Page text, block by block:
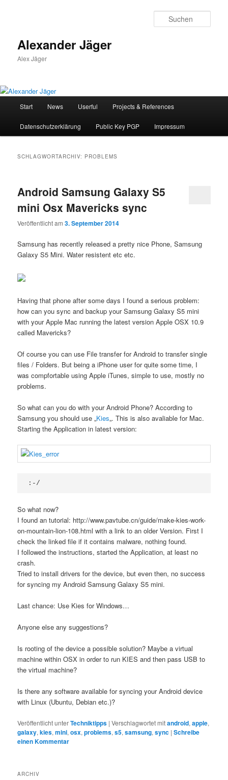
Alexander Jäger
Alex Jäger
Start News Userful Projects & References
Datenschutzerklärung Public Key PGP Impressum
SCHLAGWORTARCHIV: PROBLEMS
Android Samsung Galaxy S5
mini Osx Mavericks sync
Veröffentlicht am3. September 2014
Samsung has recently released a pretty nice Phone, Samsung
Galaxy S5 Mini. Water resistent etc etc.
Having that phone after some days I found a serious problem:
how can you sync and backup your Samsung Galaxy S5 mini
with your Apple Mac running the latest version Apple OSX 10.9
called Mavericks?
Of course you can use File transfer for Android to transfer single
files / Folders. But being a iPhone user for quite some time, I
was compfortable using Apple iTunes, simple to use, mostly no
problems.
So what can you do with your Android Phone? According to
Samsung you should use „Kies„. This is also avaliable for Mac.
Starting the Application in latest version:
:-/
So what now?
I found an tutorial: http://www.pavtube.cn/guide/make-kies-work-
on-mountain-lion-108.html with a link to an older Version. First I
check the linked file if it contains malware, nothing found.
I followed the instructions, started the Application, at least no
crash.
Tried to install drivers for the device, but even then, no success
for syncing my Android Samsung Galaxy S5 mini.
Last chance: Use Kies for Windows…
Anyone else any suggestions?
Is rooting of the device a possible solution? Maybe a virtual
machine within OSX in order to run KIES and then pass USB to
the virtual machine?
Is there any software available for syncing your Android device
with Linux (Ubuntu, Debian etc.)?
Veröffentlicht unterTechniktipps |Verschlagwortet mitandroid,apple,
galaxy,kies,mini,osx,problems,s5,samsung,sync |Schreibe
einen Kommentar
ARCHIV